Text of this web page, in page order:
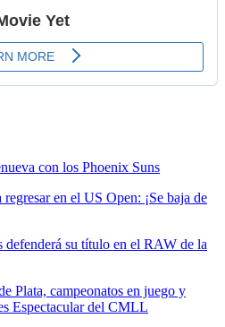
con los Phoenix Suns
en el US Open: ¡Se baja de
defenderá su título en el RAW de la
Plata, campeonatos en juego y
Espectacular del CMLL